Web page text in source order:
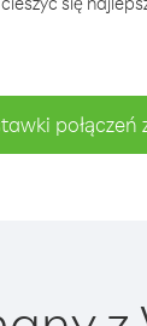
połączeń